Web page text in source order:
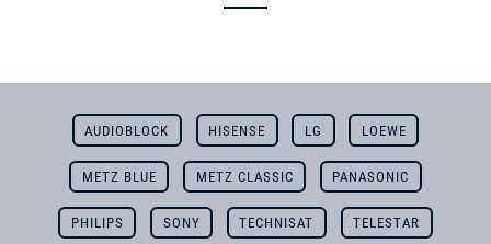
AUDIOBLOCK HISENSE LG LOEWE
METZ BLUE METZ CLASSIC PANASONIC
PHILIPS SONY TECHNISAT TELESTAR